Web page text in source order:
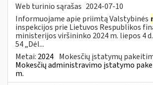
Web turinio sąrašas 2024-07-10
Informuojame apie priimtą Valstybinės
inspekcijos prie Lietuvos Respublikos
ministerijos viršininko 2024 m. liepos 4
54 „Dėl...
Metai: 2024 Mokesčių įstatymų
Mokesčių administravimo įstatymo
m.